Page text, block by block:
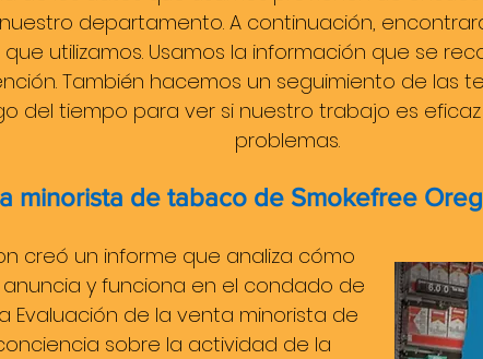
departamento. A continuación,
utilizamos. Usamos la información que se
También hacemos un seguimiento de las
del tiempo para ver si nuestro trabajo es
problemas.
minorista de tabaco de Smokefree
creó un informe que analiza cómo
y funciona en el condado de
Evaluación de la venta minorista de
sobre la actividad de la